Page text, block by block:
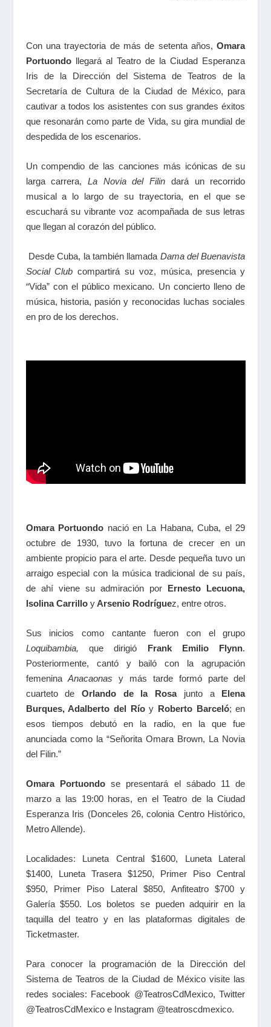
Con una trayectoria de más de setenta años,Omara
Portuondollegará al Teatro de la Ciudad Esperanza
Iris de la Dirección del Sistema de Teatros de la
Secretaría de Cultura de la Ciudad de México, para
cautivar a todos los asistentes con sus grandes éxitos
que resonarán como parte de Vida, su gira mundial de
despedida de los escenarios.
Un compendio de las canciones más icónicas de su
larga carrera,La Novia del Filin dará un recorrido
musical a lo largo de su trayectoria, en el que se
escuchará su vibrante voz acompañada de sus letras
que llegan al corazón del público.
Desde Cuba, la también llamada Dama del Buenavista
Social Club compartirá su voz, música, presencia y
“Vida” con el público mexicano. Un concierto lleno de
música, historia, pasión y reconocidas luchas sociales
en pro de los derechos.
Omara Portuondo nació en La Habana, Cuba, el 29
octubre de 1930, tuvo la fortuna de crecer en un
ambiente propicio para el arte. Desde pequeña tuvo un
arraigo especial con la música tradicional de su país,
de ahí viene su admiración por Ernesto Lecuona,
Isolina Carrillo yArsenio Rodríguez, entre otros.
Sus inicios como cantante fueron con el grupo
Loquibambia, que dirigió Frank Emilio Flynn.
Posteriormente, cantó y bailó con la agrupación
femeninaAnacaonas y más tarde formó parte del
cuarteto deOrlando de la Rosajunto a Elena
Burques, Adalberto del Ríoy Roberto Barceló; en
esos tiempos debutó en la radio, en la que fue
anunciada como la “Señorita Omara Brown, La Novia
del Filin.”
Omara Portuondose presentará el sábado 11 de
marzo a las 19:00 horas, en el Teatro de la Ciudad
Esperanza Iris (Donceles 26, colonia Centro Histórico,
Metro Allende).
Localidades: Luneta Central $1600, Luneta Lateral
$1400, Luneta Trasera $1250, Primer Piso Central
$950, Primer Piso Lateral $850, Anfiteatro $700 y
Galería $550. Los boletos se pueden adquirir en la
taquilla del teatro y en las plataformas digitales de
Ticketmaster.
Para conocer la programación de la Dirección del
Sistema de Teatros de la Ciudad de México visite las
redes sociales: Facebook @TeatrosCdMexico, Twitter
@TeatrosCdMexico e Instagram @teatroscdmexico.